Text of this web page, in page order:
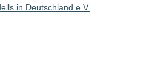
in Deutschland e.V.